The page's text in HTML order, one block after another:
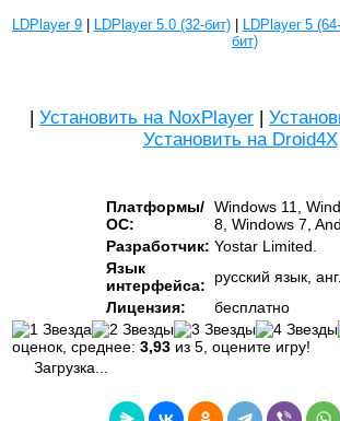
LDPlayer 9 LDPlayer 5.0 (32-бит) LDPlayer 5
бит)
| Установить на NoxPlayer |
Установить на Droid4X
Платформы/
ОС:
Windows 11,
8, Windows 7,
Разработчик: Yostar Limited.
Язык
интерфейса:
русский язык,
Лицензия:
бесплатно
оценок, среднее: 3,93 из 5, оцените игру!
Загрузка...